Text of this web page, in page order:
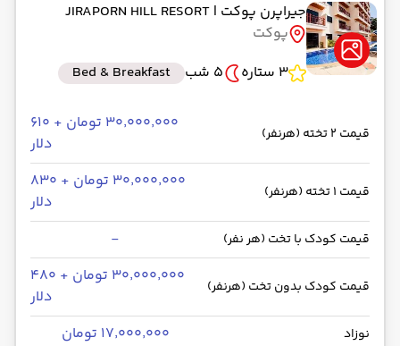
از فرودگاه بین‌المللی دبی DXB
حرکت از مبدا: 01:40
رسیدن به مقصد : 11:00
فلای دبی -Economy
مدت سفر: 07:00
از کرابی
حرکت از مبدا: 00:00
به پوکت HKT
جیراپرن پوکت | JIRAPORN HILL RESORT
پوکت
3 ستاره
5 شب Bed & Breakfast
قیمت 2 تخته (هرنفر)
۳۰٬۰۰۰٬۰۰۰ تومان + ۶۱۰
دلار
قیمت 1 تخته (هرنفر)
۳۰٬۰۰۰٬۰۰۰ تومان + ۸۳۰
دلار
قیمت کودک با تخت (هر نفر) -
قیمت کودک بدون تخت (هرنفر)
۳۰٬۰۰۰٬۰۰۰ تومان + ۴۸۰
دلار
نوزاد ۱۷٬۰۰۰٬۰۰۰ تومان